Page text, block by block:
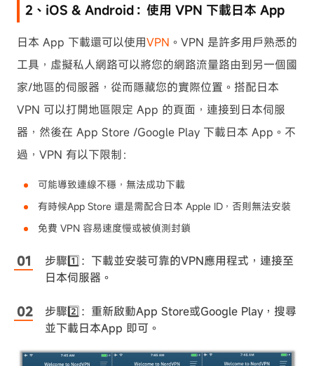
2、iOS & Android：使用 VPN 下載日本 App
日本 App 下載還可以使用VPN 。VPN 是許多用戶熟悉的
工具，虛擬私人網路可以將您的網路流量路由到另一個國
家/地區的伺服器，從而隱藏您的實際位置。搭配日本
VPN 可以打開地區限定 App 的頁面，連接到日本伺服
器，然後在 App Store /Google Play 下載日本 App。不
過，VPN 有以下限制：
可能導致連線不穩，無法成功下載
有時候App Store 還是需配合日本 Apple ID，否則無法安裝
免費 VPN 容易速度慢或被偵測封鎖
步驟1️⃣：下載並安裝可靠的VPN應用程式，連接至
日本伺服器。
步驟2️⃣：重新啟動App Store或Google Play，搜尋
並下載日本App 即可。